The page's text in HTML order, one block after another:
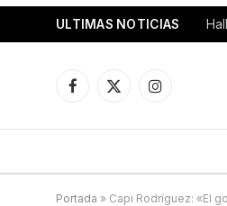
ULTIMAS NOTICIAS
Facebook
X
Instagram
Portada » Capi Rodríguez: «El